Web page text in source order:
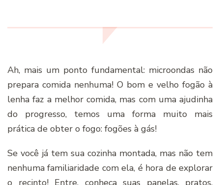
Ah, mais um ponto fundamental: microondas não
prepara comida nenhuma! O bom e velho fogão à
lenha faz a melhor comida, mas com uma ajudinha
do progresso, temos uma forma muito mais
prática de obter o fogo: fogões à gás!
Se você já tem sua cozinha montada, mas não tem
nenhuma familiaridade com ela, é hora de explorar